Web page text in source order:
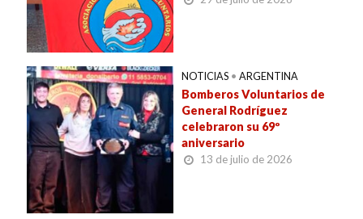
NOTICIAS • ARGENTINA
Bomberos Voluntarios de
General Rodríguez
celebraron su 69º
aniversario
13 de julio de 2026